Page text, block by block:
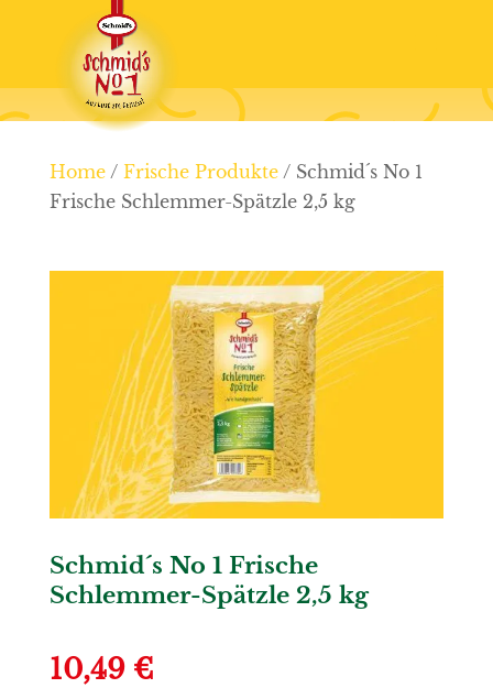
Home/ Frische Produkte/ Schmid´s No 1
Frische Schlemmer-Spätzle 2,5 kg
Schmid´s No 1 Frische
Schlemmer-Spätzle 2,5 kg
10,49 €